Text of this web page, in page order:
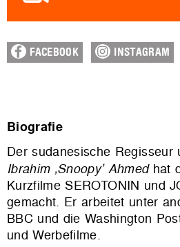
FACEBOOK INSTAGRAM
Biografie
Der sudanesische Regisseur
Ibrahim ‚Snoopy’ Ahmedhat
Kurzfilme SEROTONIN und
gemacht. Er arbeitet unter
BBC und die Washington
und Werbefilme.